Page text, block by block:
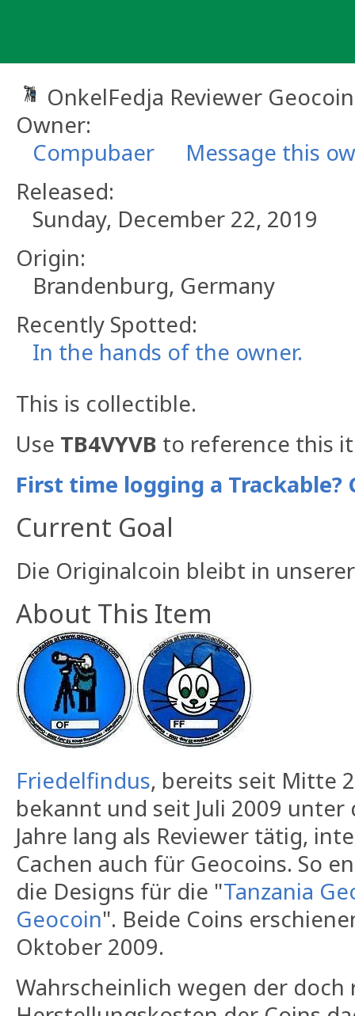
OnkelFedja Reviewer Geocoin
Owner:
Compubaer
Message this
Released:
Sunday, December 22, 2019
Origin:
Brandenburg, Germany
Recently Spotted:
In the hands of the owner.
This is collectible.
Use TB4VYVB to reference this
First time logging a Trackable?
Current Goal
Die Originalcoin bleibt in
About This Item
Friedelfindus, bereits seit Mitte
bekannt und seit Juli 2009 unter
Jahre lang als Reviewer tätig,
Cachen auch für Geocoins. So
die Designs für die "Tanzania
Geocoin". Beide Coins
Oktober 2009.
Wahrscheinlich wegen der doch